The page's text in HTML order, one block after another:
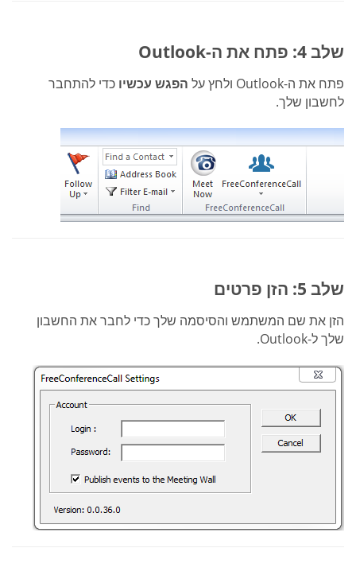
שלב 4: פתח את ה-Outlook
פתח את ה-Outlook ולחץ על הפגש עכשיו כדי להתחבר
לחשבון שלך.
שלב 5: הזן פרטים
הזן את שם המשתמש והסיסמה שלך כדי לחבר את החשבון
שלך ל-Outlook.